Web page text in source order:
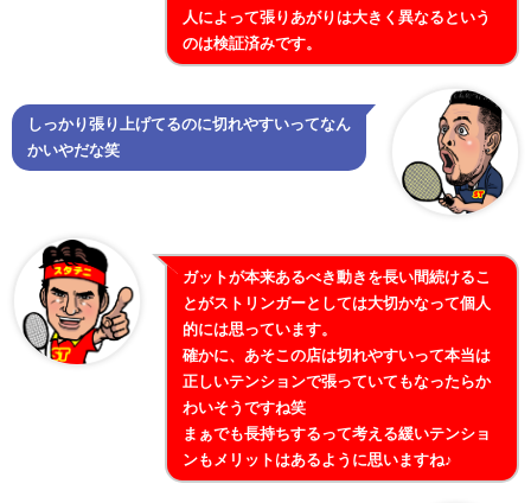
人によって張りあがりは大きく異なるという
のは検証済みです。
しっかり張り上げてるのに切れやすいってなん
かいやだな笑
ガットが本来あるべき動きを長い間続けるこ
とがストリンガーとしては大切かなって個人
的には思っています。
確かに、あそこの店は切れやすいって本当は
正しいテンションで張っていてもなったらか
わいそうですね笑
まぁでも長持ちするって考える緩いテンショ
ンもメリットはあるように思いますね♪